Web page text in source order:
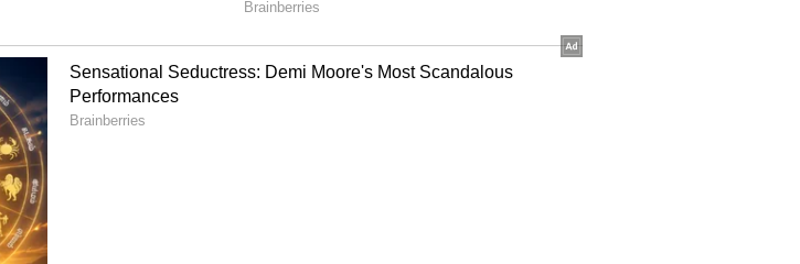
தயிர் மாதிரி
உண்டாக்கும்.